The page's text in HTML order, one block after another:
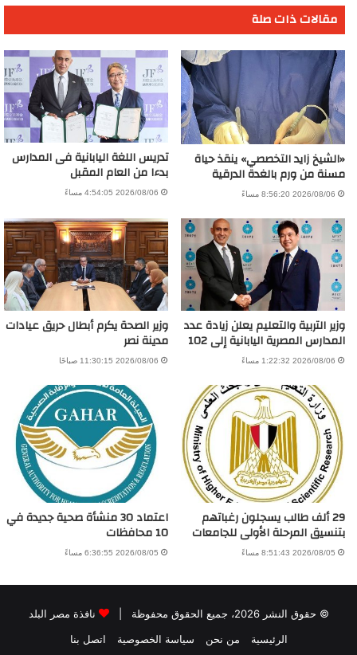
الويب
مقالات ذات صلة
«الشيخ زايد التخصصي» ينقذ حياة
مسنة من ورم بالغدة الدرقية
2026/08/06 8:56:20 مساءً
تدريس اللغة اليابانية فى المدارس
بدءا من العام المقبل
2026/08/06 4:54:05 مساءً
وزير التربية والتعليم يعلن زيادة عدد
المدارس المصرية اليابانية إلى 102
2026/08/06 1:22:32 مساءً
وزير الصحة يكرم أبطال حريق عيادات
مدينة نصر
2026/08/06 11:30:15 صباحًا
29 ألف طالب يسجلون رغباتهم
بتنسيق المرحلة الأولى للجامعات
2026/08/05 8:51:43 مساءً
اعتماد 30 منشأة صحية جديدة في
10 محافظات
2026/08/05 6:36:55 مساءً
© حقوق النشر 2026، جميع الحقوق محفوظة |
نافذة مصر البلد
الرئيسية
من نحن سياسة الخصوصية اتصل بنا